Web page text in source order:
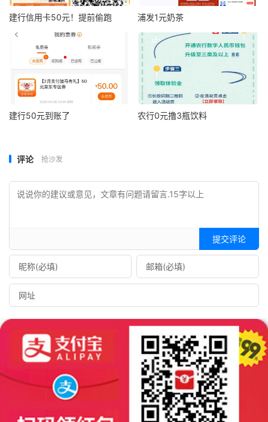
建行信用卡50元！提前偷跑 浦发1元奶茶
建行50元到账了 农行0元撸3瓶饮料
评论 抢沙发
提交评论